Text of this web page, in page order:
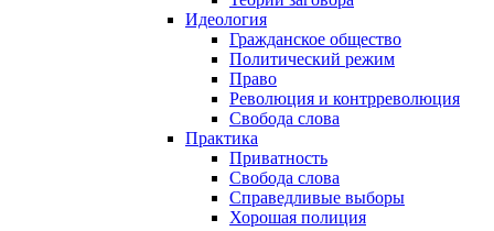
Идеология
Гражданское общество
Политический режим
Право
Революция и контрреволюция
Свобода слова
Практика
Приватность
Свобода слова
Справедливые выборы
Хорошая полиция